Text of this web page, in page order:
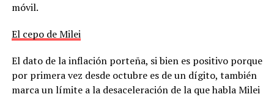
móvil.
El cepo de Milei
El dato de la inflación porteña, si bien es positivo porque
por primera vez desde octubre es de un dígito, también
marca un límite a la desaceleración de la que habla Milei